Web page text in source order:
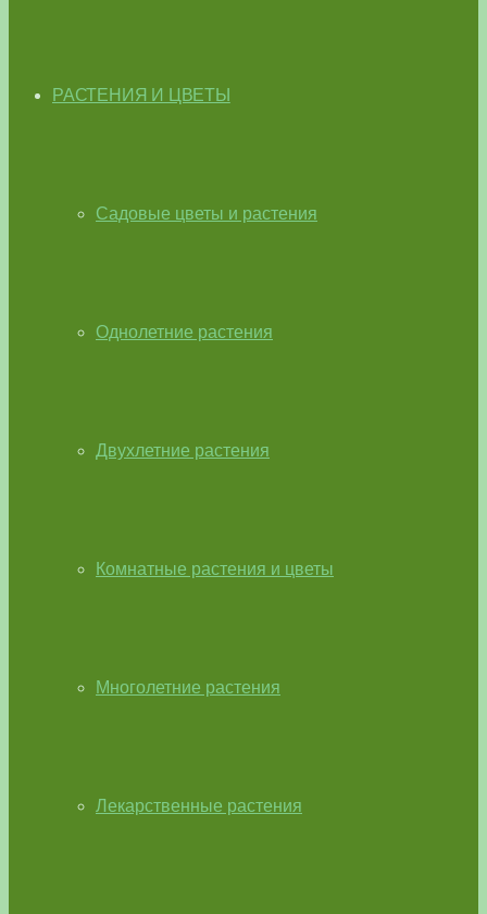
РАСТЕНИЯ И ЦВЕТЫ
Садовые цветы и растения
Однолетние растения
Двухлетние растения
Комнатные растения и цветы
Многолетние растения
Лекарственные растения